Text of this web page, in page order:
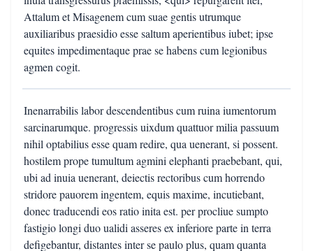
Attalum et Misagenem cum suae gentis utrumque
auxiliaribus praesidio esse saltum aperientibus iubet; ipse
equites impedimentaque prae se habens cum legionibus
agmen cogit.
Inenarrabilis labor descendentibus cum ruina iumentorum
sarcinarumque. progressis uixdum quattuor milia passuum
nihil optabilius esse quam redire, qua uenerant, si possent.
hostilem prope tumultum agmini elephanti praebebant, qui,
ubi ad inuia uenerant, deiectis rectoribus cum horrendo
stridore pauorem ingentem, equis maxime, incutiebant,
donec traducendi eos ratio inita est. per procliue sumpto
fastigio longi duo ualidi asseres ex inferiore parte in terra
defigebantur, distantes inter se paulo plus, quam quanta